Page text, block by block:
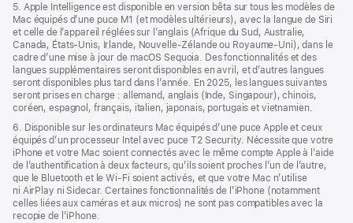
5. Apple Intelligence est disponible en version bêta sur tous les modèles de
Mac équipés d’une puce M1 (et modèles ultérieurs), avec la langue de Siri
et celle de l’appareil réglées sur l’anglais (Afrique du Sud, Australie,
Canada, États‑Unis, Irlande, Nouvelle-Zélande ou Royaume-Uni), dans le
cadre d’une mise à jour de macOS Sequoia. Des fonctionnalités et des
langues supplémentaires seront disponibles en avril, et d’autres langues
seront disponibles plus tard dans l’année. En 2025, les langues suivantes
seront prises en charge : allemand, anglais (Inde, Singapour), chinois,
coréen, espagnol, français, italien, japonais, portugais et vietnamien.
6. Disponible sur les ordinateurs Mac équipés d’une puce Apple et ceux
équipés d’un processeur Intel avec puce T2 Security. Nécessite que votre
iPhone et votre Mac soient connectés avec le même compte Apple à l’aide
de l’authentification à deux facteurs, qu’ils soient proches l’un de l’autre,
que le Bluetooth et le Wi-Fi soient activés, et que votre Mac n’utilise
ni AirPlay ni Sidecar. Certaines fonctionnalités de l’iPhone (notamment
celles liées aux caméras et aux micros) ne sont pas compatibles avec la
recopie de l’iPhone.